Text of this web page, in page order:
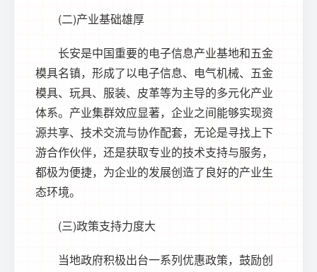
(二)产业基础雄厚
长安是中国重要的电子信息产业基地和五金
模具名镇，形成了以电子信息、电气机械、五金
模具、玩具、服装、皮革等为主导的多元化产业
体系。产业集群效应显著，企业之间能够实现资
源共享、技术交流与协作配套，无论是寻找上下
游合作伙伴，还是获取专业的技术支持与服务，
都极为便捷，为企业的发展创造了良好的产业生
态环境。
(三)政策支持力度大
当地政府积极出台一系列优惠政策，鼓励创